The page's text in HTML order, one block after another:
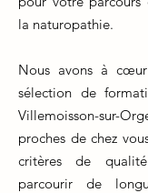
la naturopathie.
Nous avons à
sélection de
Villemoisson-sur-
proches de chez
critères de
parcourir de